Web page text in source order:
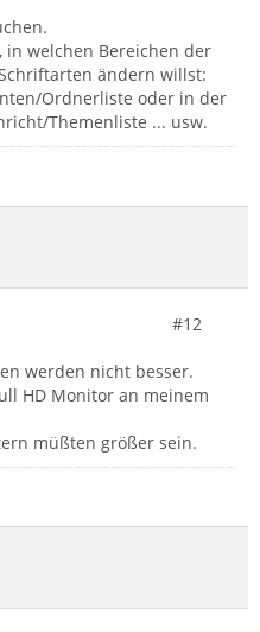
welchen Bereichen der
ändern willst:
Ordnerliste oder in der
Themenliste ... usw.
#12
werden nicht besser.
HD Monitor an meinem
müßten größer sein.